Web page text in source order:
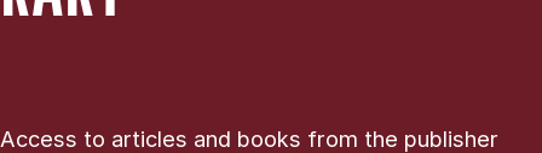
Access to articles and books from the publisher